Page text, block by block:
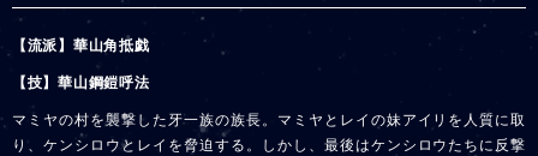
【流派】華山角抵戯
【技】華山鋼鎧呼法
マミヤの村を襲撃した牙一族の族長。マミヤとレイの妹アイリを人質に取
り、ケンシロウとレイを脅迫する。しかし、最後はケンシロウたちに反撃